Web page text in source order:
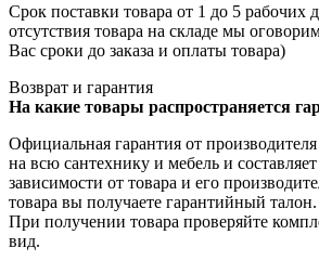
Срок поставки товара от 1 до 5 рабочих
отсутствия товара на складе мы
Вас сроки до заказа и оплаты товара)
Возврат и гарантия
На какие товары распространяется
Официальная гарантия от производителя
на всю сантехнику и мебель и
зависимости от товара и его
товара вы получаете гарантийный талон.
При получении товара проверяйте
вид.